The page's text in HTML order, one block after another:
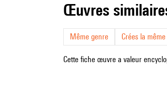
œuvres
Même genre Crées la
Cette fiche œuvre a valeur